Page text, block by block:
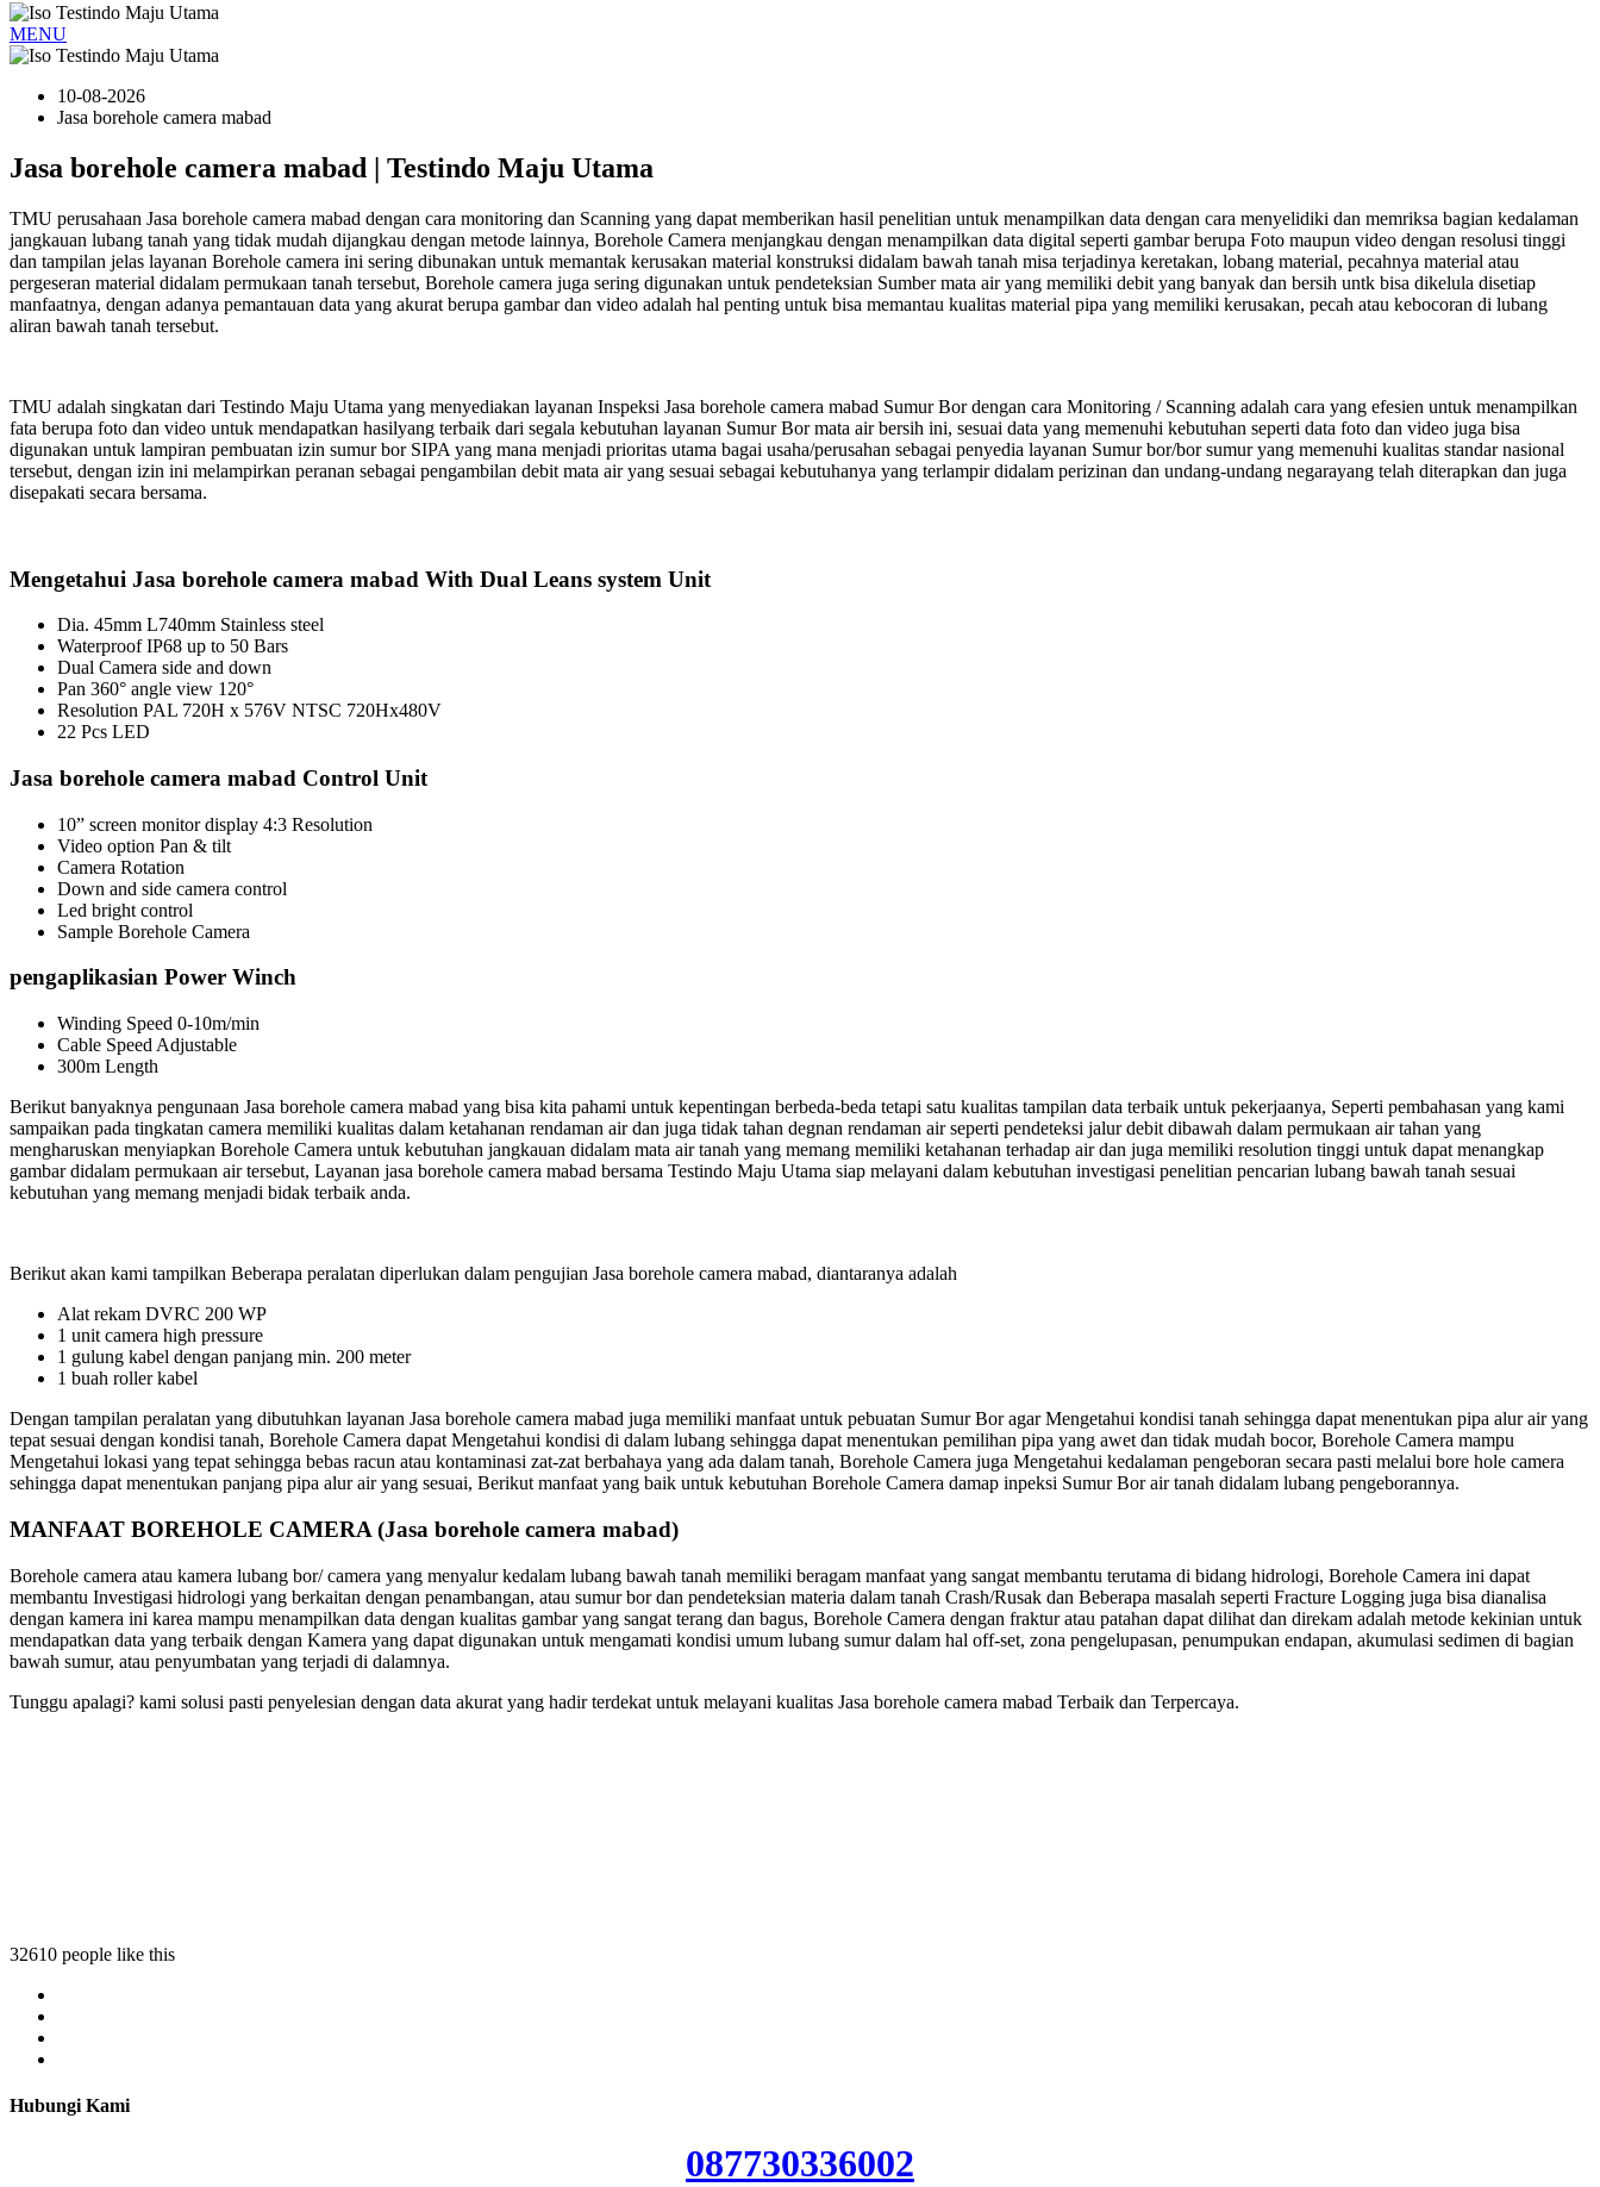
MENU
10-08-2026
Jasa borehole camera mabad
Jasa borehole camera mabad | Testindo Maju Utama
TMU perusahaan Jasa borehole camera mabad dengan cara monitoring dan Scanning yang dapat memberikan hasil penelitian untuk menampilkan data dengan cara menyelidiki dan memriksa bagian kedalaman
jangkauan lubang tanah yang tidak mudah dijangkau dengan metode lainnya, Borehole Camera menjangkau dengan menampilkan data digital seperti gambar berupa Foto maupun video dengan resolusi tinggi
dan tampilan jelas layanan Borehole camera ini sering dibunakan untuk memantak kerusakan material konstruksi didalam bawah tanah misa terjadinya keretakan, lobang material, pecahnya material atau
pergeseran material didalam permukaan tanah tersebut, Borehole camera juga sering digunakan untuk pendeteksian Sumber mata air yang memiliki debit yang banyak dan bersih untk bisa dikelula disetiap
manfaatnya, dengan adanya pemantauan data yang akurat berupa gambar dan video adalah hal penting untuk bisa memantau kualitas material pipa yang memiliki kerusakan, pecah atau kebocoran di lubang
aliran bawah tanah tersebut.
TMU adalah singkatan dari Testindo Maju Utama yang menyediakan layanan Inspeksi Jasa borehole camera mabad Sumur Bor dengan cara Monitoring / Scanning adalah cara yang efesien untuk menampilkan
fata berupa foto dan video untuk mendapatkan hasilyang terbaik dari segala kebutuhan layanan Sumur Bor mata air bersih ini, sesuai data yang memenuhi kebutuhan seperti data foto dan video juga bisa
digunakan untuk lampiran pembuatan izin sumur bor SIPA yang mana menjadi prioritas utama bagai usaha/perusahan sebagai penyedia layanan Sumur bor/bor sumur yang memenuhi kualitas standar nasional
tersebut, dengan izin ini melampirkan peranan sebagai pengambilan debit mata air yang sesuai sebagai kebutuhanya yang terlampir didalam perizinan dan undang-undang negarayang telah diterapkan dan juga
disepakati secara bersama.
Mengetahui Jasa borehole camera mabad With Dual Leans system Unit
Dia. 45mm L740mm Stainless steel
Waterproof IP68 up to 50 Bars
Dual Camera side and down
Pan 360° angle view 120°
Resolution PAL 720H x 576V NTSC 720Hx480V
22 Pcs LED
Jasa borehole camera mabad Control Unit
10” screen monitor display 4:3 Resolution
Video option Pan & tilt
Camera Rotation
Down and side camera control
Led bright control
Sample Borehole Camera
pengaplikasian Power Winch
Winding Speed 0-10m/min
Cable Speed Adjustable
300m Length
Berikut banyaknya pengunaan Jasa borehole camera mabad yang bisa kita pahami untuk kepentingan berbeda-beda tetapi satu kualitas tampilan data terbaik untuk pekerjaanya, Seperti pembahasan yang kami
sampaikan pada tingkatan camera memiliki kualitas dalam ketahanan rendaman air dan juga tidak tahan degnan rendaman air seperti pendeteksi jalur debit dibawah dalam permukaan air tahan yang
mengharuskan menyiapkan Borehole Camera untuk kebutuhan jangkauan didalam mata air tanah yang memang memiliki ketahanan terhadap air dan juga memiliki resolution tinggi untuk dapat menangkap
gambar didalam permukaan air tersebut, Layanan jasa borehole camera mabad bersama Testindo Maju Utama siap melayani dalam kebutuhan investigasi penelitian pencarian lubang bawah tanah sesuai
kebutuhan yang memang menjadi bidak terbaik anda.
Berikut akan kami tampilkan Beberapa peralatan diperlukan dalam pengujian Jasa borehole camera mabad, diantaranya adalah
Alat rekam DVRC 200 WP
1 unit camera high pressure
1 gulung kabel dengan panjang min. 200 meter
1 buah roller kabel
Dengan tampilan peralatan yang dibutuhkan layanan Jasa borehole camera mabad juga memiliki manfaat untuk pebuatan Sumur Bor agar Mengetahui kondisi tanah sehingga dapat menentukan pipa alur air yang
tepat sesuai dengan kondisi tanah, Borehole Camera dapat Mengetahui kondisi di dalam lubang sehingga dapat menentukan pemilihan pipa yang awet dan tidak mudah bocor, Borehole Camera mampu
Mengetahui lokasi yang tepat sehingga bebas racun atau kontaminasi zat-zat berbahaya yang ada dalam tanah, Borehole Camera juga Mengetahui kedalaman pengeboran secara pasti melalui bore hole camera
sehingga dapat menentukan panjang pipa alur air yang sesuai, Berikut manfaat yang baik untuk kebutuhan Borehole Camera damap inpeksi Sumur Bor air tanah didalam lubang pengeborannya.
MANFAAT BOREHOLE CAMERA (Jasa borehole camera mabad)
Borehole camera atau kamera lubang bor/ camera yang menyalur kedalam lubang bawah tanah memiliki beragam manfaat yang sangat membantu terutama di bidang hidrologi, Borehole Camera ini dapat
membantu Investigasi hidrologi yang berkaitan dengan penambangan, atau sumur bor dan pendeteksian materia dalam tanah Crash/Rusak dan Beberapa masalah seperti Fracture Logging juga bisa dianalisa
dengan kamera ini karea mampu menampilkan data dengan kualitas gambar yang sangat terang dan bagus, Borehole Camera dengan fraktur atau patahan dapat dilihat dan direkam adalah metode kekinian untuk
mendapatkan data yang terbaik dengan Kamera yang dapat digunakan untuk mengamati kondisi umum lubang sumur dalam hal off-set, zona pengelupasan, penumpukan endapan, akumulasi sedimen di bagian
bawah sumur, atau penyumbatan yang terjadi di dalamnya.
Tunggu apalagi? kami solusi pasti penyelesian dengan data akurat yang hadir terdekat untuk melayani kualitas Jasa borehole camera mabad Terbaik dan Terpercaya.
32610 people like this
Hubungi Kami
087730336002